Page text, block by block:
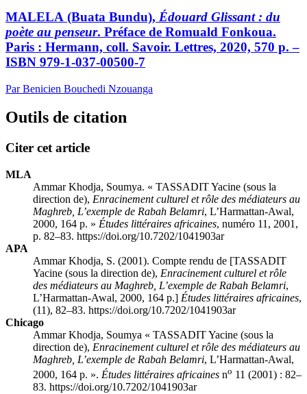
MALELA (Buata Bundu), Édouard Glissant : du
poète au penseur. Préface de Romuald Fonkoua.
Paris : Hermann, coll. Savoir. Lettres, 2020, 570 p. –
ISBN 979-1-037-00500-7
Par Benicien Bouchedi Nzouanga
Outils de citation
Citer cet article
MLA
Ammar Khodja, Soumya. « TASSADIT Yacine (sous la
direction de), Enracinement culturel et rôle des médiateurs au
Maghreb, L’exemple de Rabah Belamri, L’Harmattan-Awal,
2000, 164 p. » Études littéraires africaines, numéro 11, 2001,
p. 82–83. https://doi.org/10.7202/1041903ar
APA
Ammar Khodja, S. (2001). Compte rendu de [TASSADIT
Yacine (sous la direction de), Enracinement culturel et rôle
des médiateurs au Maghreb, L’exemple de Rabah Belamri,
L’Harmattan-Awal, 2000, 164 p.] Études littéraires africaines,
(11), 82–83. https://doi.org/10.7202/1041903ar
Chicago
Ammar Khodja, Soumya « TASSADIT Yacine (sous la
direction de), Enracinement culturel et rôle des médiateurs au
Maghreb, L’exemple de Rabah Belamri, L’Harmattan-Awal,
2000, 164 p. ». Études littéraires africaines no 11 (2001) : 82–
83. https://doi.org/10.7202/1041903ar